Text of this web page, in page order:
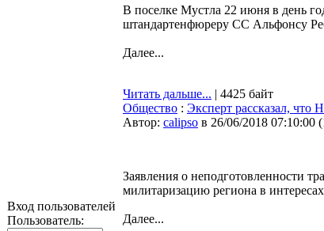
Вход пользователей
Пользователь:
В поселке Мустла 22 июня в день
штандартенфюреру СС Альфонсу
Далее...
Читать дальше... | 4425 байт
Общество : Эксперт рассказал,
Автор: calipso в 26/06/2018 07:10:00 (
Заявления о неподготовленности
милитаризацию региона в
Далее...